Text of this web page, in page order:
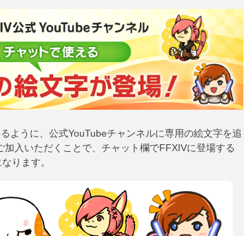
ように、公式YouTubeチャンネルに専用の絵文字を追
入いただくことで、チャット欄でFFXIVに登場する
ります。